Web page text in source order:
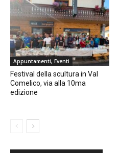
Appuntamenti, Eventi
Festival della scultura in Val
Comelico, via alla 10ma
edizione